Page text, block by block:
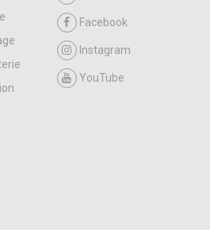
Facebook
Instagram
YouTube